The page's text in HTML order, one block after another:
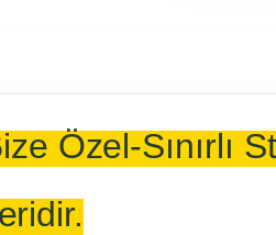
Özel-Sınırlı